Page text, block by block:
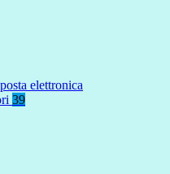
elettronica
39